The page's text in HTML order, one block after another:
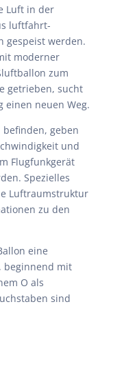
Luft in der
luftfahrt-
gespeist werden.
moderner
zum
getrieben, sucht
einen neuen Weg.
geben
und
Flugfunkgerät
Spezielles
Luftraumstruktur
zu den
eine
beginnend mit
O als
sind